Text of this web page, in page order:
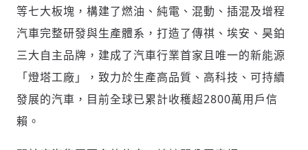
等七大板塊，構建了燃油、純電、混動、插混及增程
汽車完整研發與生產體系，打造了傳祺、埃安、昊鉑
三大自主品牌，建成了汽車行業首家且唯一的新能源
「燈塔工廠」，致力於生產高品質、高科技、可持續
發展的汽車，目前全球已累計收穫超2800萬用戶信
賴。